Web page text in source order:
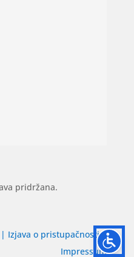
pridržana.
| Izjava o pristupačnosti|
Impressum